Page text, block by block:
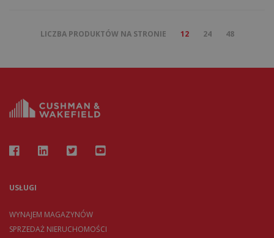
LICZBA PRODUKTÓW NA STRONIE 12 24 48
USŁUGI
WYNAJEM MAGAZYNÓW
SPRZEDAŻ NIERUCHOMOŚCI